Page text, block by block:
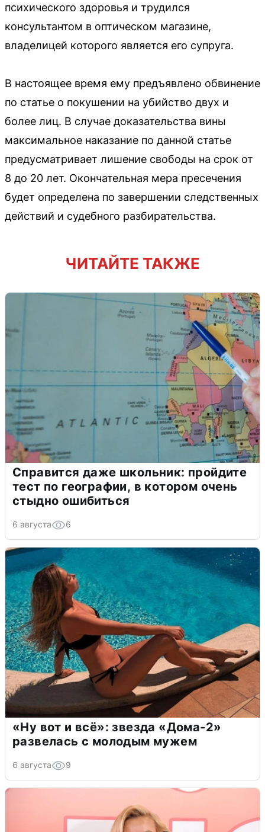
психического здоровья и трудился
консультантом в оптическом магазине,
владелицей которого является его супруга.
В настоящее время ему предъявлено обвинение
по статье о покушении на убийство двух и
более лиц. В случае доказательства вины
максимальное наказание по данной статье
предусматривает лишение свободы на срок от
8 до 20 лет. Окончательная мера пресечения
будет определена по завершении следственных
действий и судебного разбирательства.
ЧИТАЙТЕ ТАКЖЕ
Справится даже школьник: пройдите
тест по географии, в котором очень
стыдно ошибиться
6 августа 6
«Ну вот и всё»: звезда «Дома-2»
развелась с молодым мужем
6 августа 9